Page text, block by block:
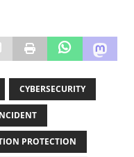
CYBERSECURITY
PROTECTION